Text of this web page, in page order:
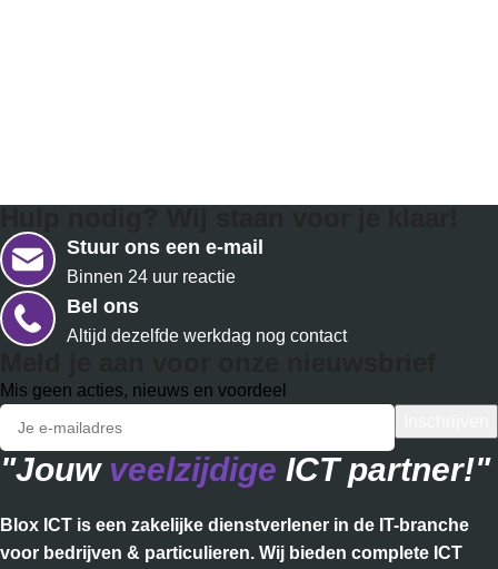
Stuur ons een e-mail
Binnen 24 uur reactie
Bel ons
Altijd dezelfde werkdag nog contact
Mis geen acties, nieuws en voordeel
"Jouw veelzijdige ICT partner!"
Blox ICT is een zakelijke dienstverlener in de IT-branche
voor bedrijven & particulieren. Wij bieden complete ICT